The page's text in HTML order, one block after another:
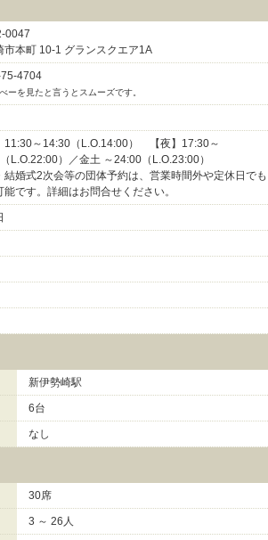
0047
市本町 10-1 グランスクエア1A
4704
ーを見たと言うとスムーズです。
11:30～14:30（L.O.14:00） 【夜】17:30～
L.O.22:00）／金土 ～24:00（L.O.23:00）
結婚式2次会等の団体予約は、営業時間外や定休日でも
能です。詳細はお問合せください。
新伊勢崎駅
6台
なし
30席
3 ～ 26人